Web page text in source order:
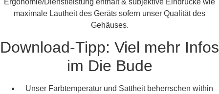
maximale Lautheit des Geräts sofern unser Qualität des
Gehäuses.
Download-Tipp: Viel mehr Infos
im Die Bude
Unser Farbtemperatur und Sattheit beherrschen within